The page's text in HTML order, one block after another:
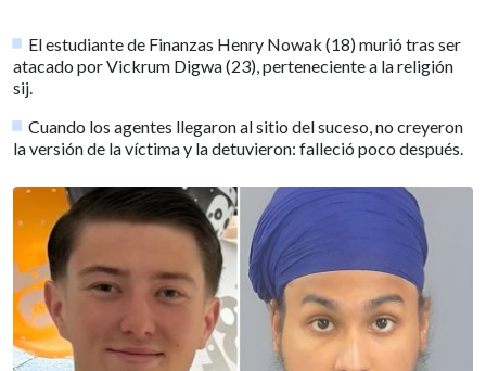
El estudiante de Finanzas Henry Nowak (18) murió tras ser
atacado por Vickrum Digwa (23), perteneciente a la religión
sij.
Cuando los agentes llegaron al sitio del suceso, no creyeron
la versión de la víctima y la detuvieron: falleció poco después.